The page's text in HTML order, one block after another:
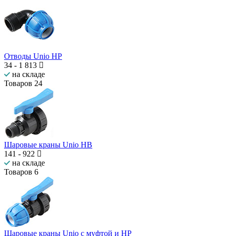
Отводы Unio НР
34 - 1 813
на складе
Товаров 24
Шаровые краны Unio НВ
141 - 922
на складе
Товаров 6
Шаровые краны Unio с муфтой и НР